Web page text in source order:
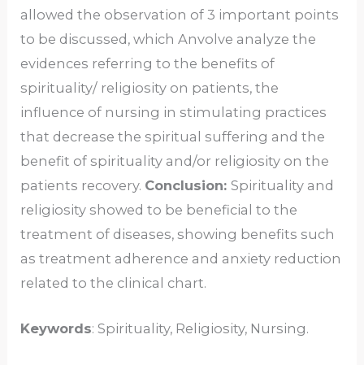
allowed the observation of 3 important points
to be discussed, which Anvolve analyze the
evidences referring to the benefits of
spirituality/ religiosity on patients, the
influence of nursing in stimulating practices
that decrease the spiritual suffering and the
benefit of spirituality and/or religiosity on the
patients recovery. Conclusion:Spirituality and
religiosity showed to be beneficial to the
treatment of diseases, showing benefits such
as treatment adherence and anxiety reduction
related to the clinical chart.
Keywords: Spirituality, Religiosity, Nursing.